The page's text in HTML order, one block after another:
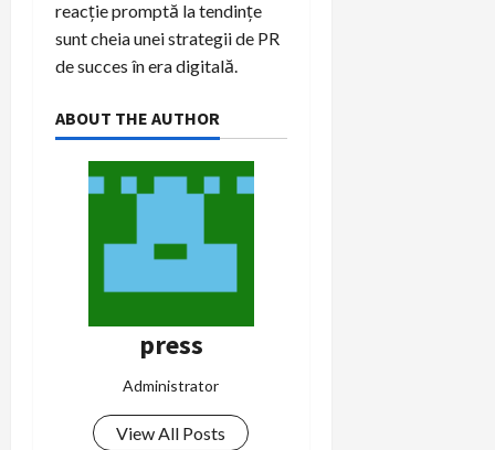
reacție promptă la tendințe
sunt cheia unei strategii de PR
de succes în era digitală.
ABOUT THE AUTHOR
press
Administrator
View All Posts